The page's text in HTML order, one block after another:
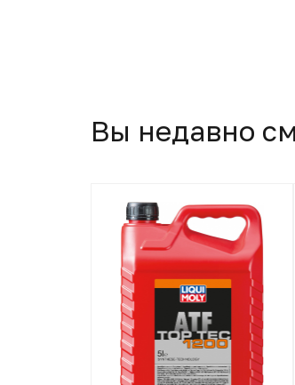
Вы недавно